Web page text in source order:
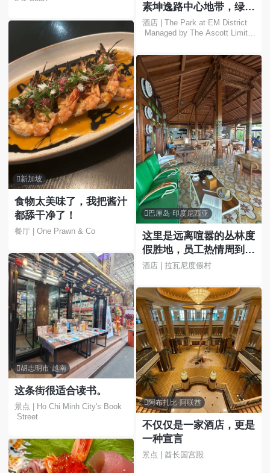
素坤逸路中心地带，绿树
环绕，尽享都市繁华，放
松身心🍃✨
酒店 | The Park at EM District
Managed by The Ascott Limite
 巴厘岛·印度尼西亚
这里是远离喧嚣的丛林度
假胜地，员工热情周到，
食物美味可口，地理位置
们非常享受在这里的每一
刻。
酒店 | 拉瓦尼度假村
新加坡
食物太美味了，我把酱汁
都舔干净了！
餐厅 | One Prawn & Co
阿布扎比·阿联酋
不仅仅是一家酒店，更是
一种宣言
景点 | 酋长国宫殿
胡志明市·越南
这条街很适合读书。
景点 | Ho Chi Minh City's Book
Street